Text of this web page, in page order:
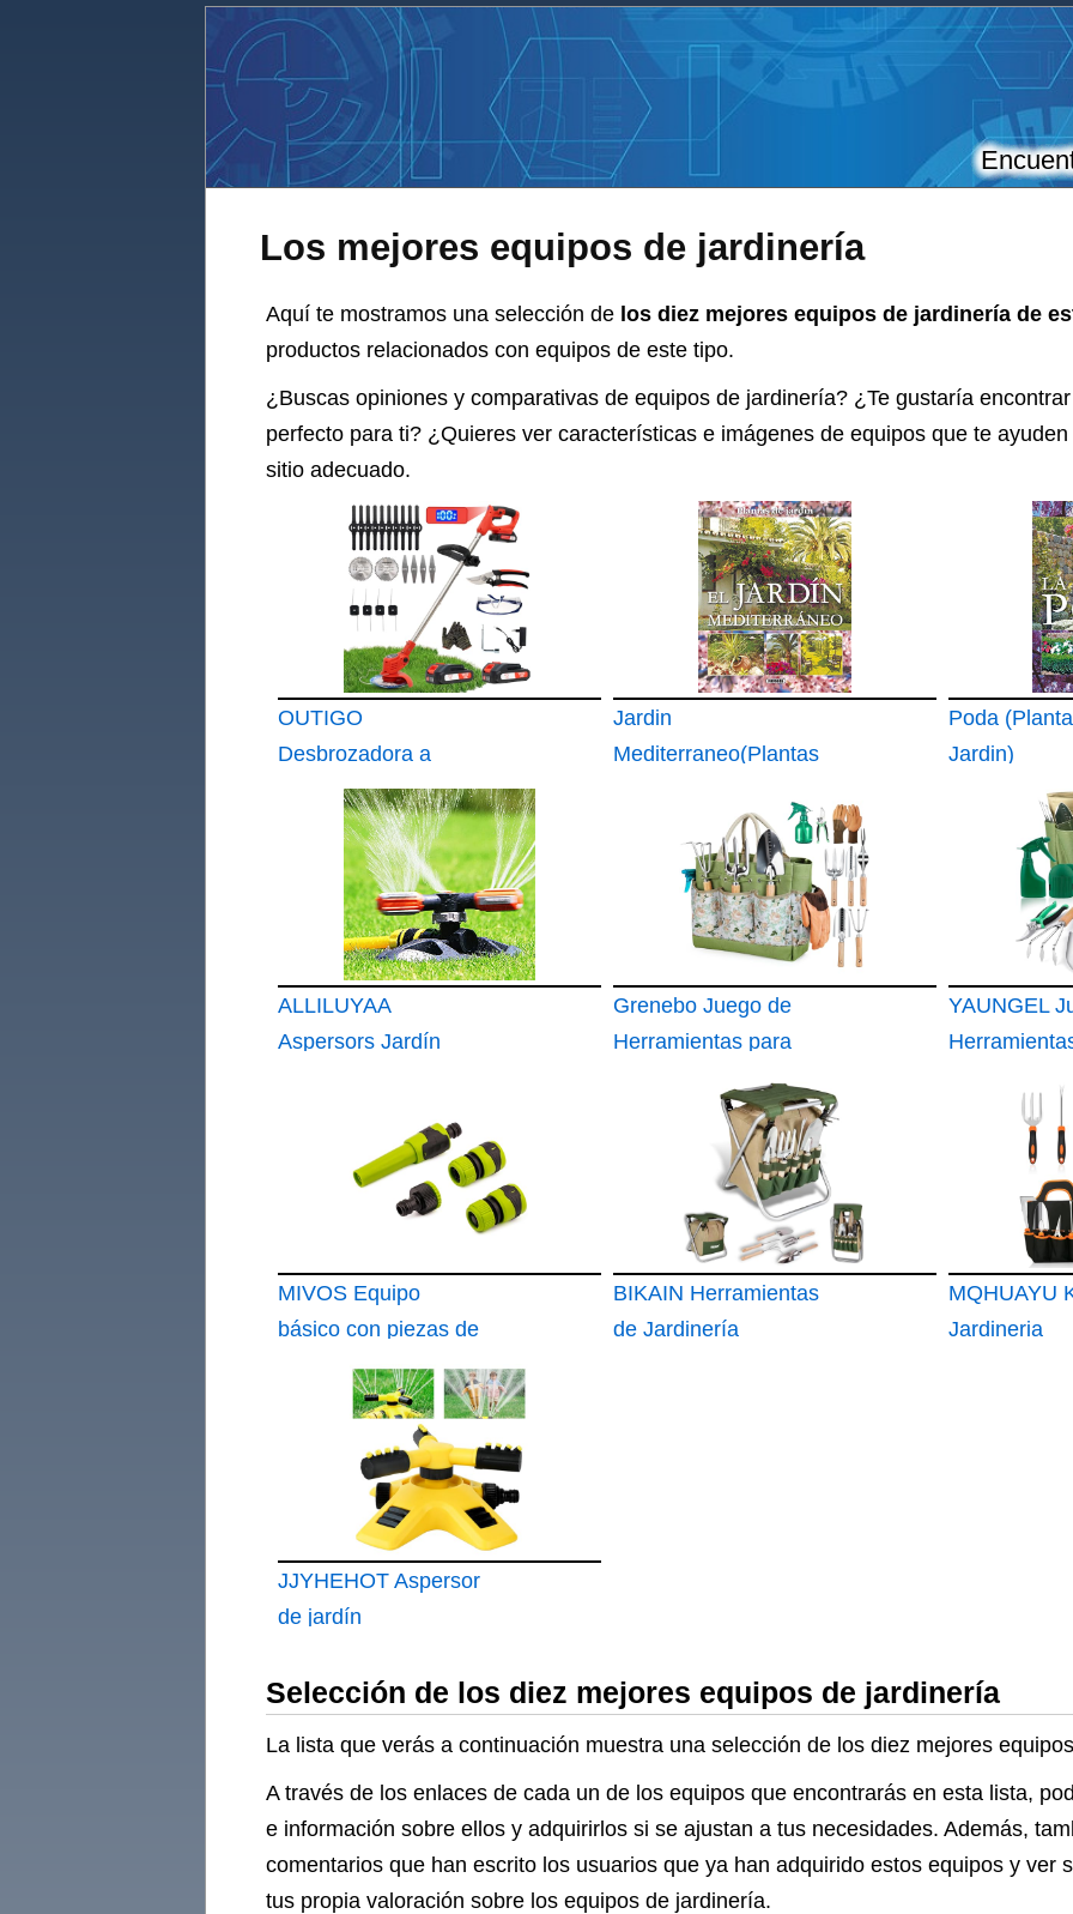
Los mejores equipos de jardinería
Aquí te mostramos una selección de los diez mejores equipos de jardinería de
productos relacionados con equipos de este tipo.
¿Buscas opiniones y comparativas de equipos de jardinería? ¿Te gustaría
perfecto para ti? ¿Quieres ver características e imágenes de equipos que te
sitio adecuado.
OUTIGO
Desbrozadora a
batería
Jardin
Mediterraneo(Plantas
Poda
Jardin)
ALLILUYAA
Aspersors Jardín
Grenebo Juego de
Herramientas para
YAUNGEL
MIVOS Equipo
básico con piezas de
conexión para
manguera de 1
BIKAIN Herramientas
de Jardinería
MQHUAYU
Jardineria
JJYHEHOT Aspersor
de jardín
Selección de los diez mejores equipos de jardinería
La lista que verás a continuación muestra una selección de los diez mejores
A través de los enlaces de cada un de los equipos que encontrarás en esta lista,
e información sobre ellos y adquirirlos si se ajustan a tus necesidades. Además,
comentarios que han escrito los usuarios que ya han adquirido estos equipos y ver
tus propia valoración sobre los equipos de jardinería.